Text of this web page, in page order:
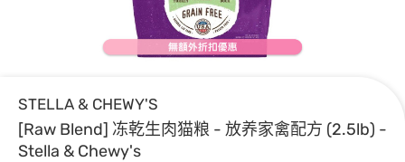
STELLA & CHEWY'S
[Raw Blend] 冻乾生肉猫粮 - 放养家禽配方 (2.5lb) -
Stella & Chewy's